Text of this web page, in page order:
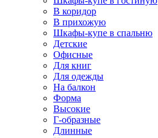
В коридор
В прихожую
Шкафы-купе в спальню
Детские
Офисные
Для книг
Для одежды
На балкон
Форма
Высокие
Г-образные
Длинные